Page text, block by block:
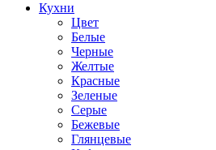
Кухни
Цвет
Белые
Черные
Желтые
Красные
Зеленые
Серые
Бежевые
Глянцевые